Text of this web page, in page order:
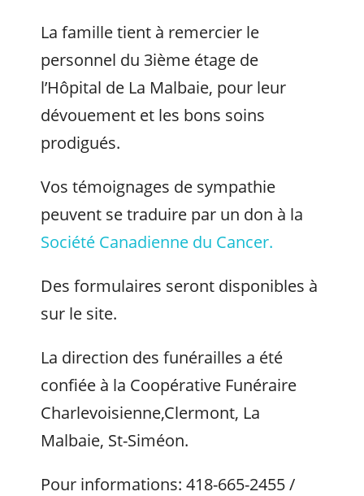
La famille tient à remercier le
personnel du 3ième étage de
l’Hôpital de La Malbaie, pour leur
dévouement et les bons soins
prodigués.
Vos témoignages de sympathie
peuvent se traduire par un don à la
Société Canadienne du Cancer.
Des formulaires seront disponibles à
sur le site.
La direction des funérailles a été
confiée à la Coopérative Funéraire
Charlevoisienne,Clermont, La
Malbaie, St-Siméon.
Pour informations: 418-665-2455 /